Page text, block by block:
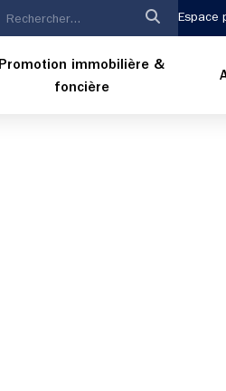
Espace
Promotion immobilière &
foncière